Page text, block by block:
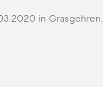
in Grasgehren.